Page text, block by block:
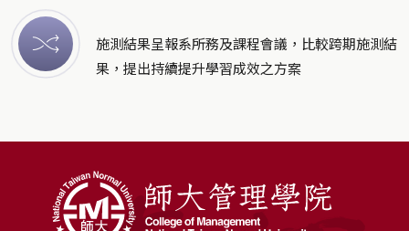
施測結果呈報系所務及課程會議，比較跨期施測結
果，提出持續提升學習成效之方案